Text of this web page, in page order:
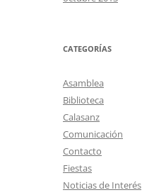
CATEGORÍAS
Asamblea
Biblioteca
Calasanz
Comunicación
Contacto
Fiestas
Noticias de Interés